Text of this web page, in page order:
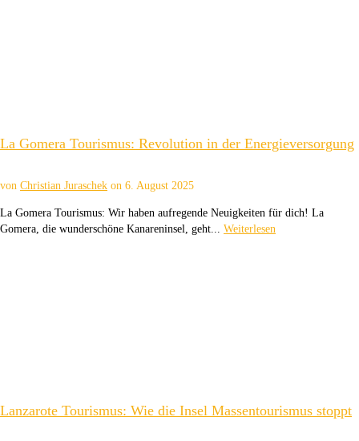
La Gomera Tourismus: Revolution in der Energieversorgung
von Christian Juraschek on 6. August 2025
La Gomera Tourismus: Wir haben aufregende Neuigkeiten für dich! La
Gomera, die wunderschöne Kanareninsel, geht... Weiterlesen
Lanzarote Tourismus: Wie die Insel Massentourismus stoppt